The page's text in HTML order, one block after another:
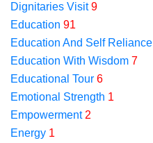
Dignitaries Visit 9
Education 91
Education And Self Reliance
Education With Wisdom 7
Educational Tour 6
Emotional Strength 1
Empowerment 2
Energy 1